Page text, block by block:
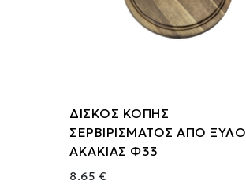
ΔΙΣΚΟΣ ΚΟΠΗΣ
ΣΕΡΒΙΡΙΣΜΑΤΟΣ ΑΠΟ ΞΥΛΟ
ΑΚΑΚΙΑΣ Φ33
8.65 €